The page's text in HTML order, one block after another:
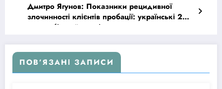
Дмитро Ягунов: Показники рецидивної
злочинності клієнтів пробації: українські 2%
та зарубіжний досвід
ПОВ’ЯЗАНІ ЗАПИСИ